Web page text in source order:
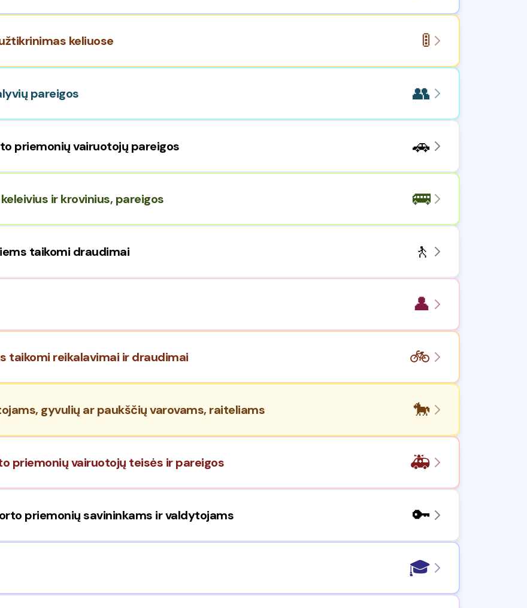
keliuose 🚦
pareigos 👥
priemonių vairuotojų pareigos 🚗
ir krovinius, pareigos 🚌
taikomi draudimai 🚶
👤
taikomi reikalavimai ir draudimai 🚲
gyvulių ar paukščių varovams, raiteliams 🐎
priemonių vairuotojų teisės ir pareigos 🚑
priemonių savininkams ir valdytojams 🔑
🎓